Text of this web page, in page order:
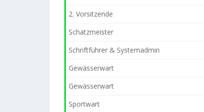
2. Vorsitzende
Schatzmeister
Schriftführer & Systemadmin
Gewässerwart
Gewässerwart
Sportwart